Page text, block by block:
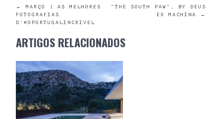
POST
NAVIGATION
←
MARÇO | AS MELHORES
FOTOGRAFIAS
D’#OPORTUGALINCRIVEL
“THE SOUTH PAW”, BY DEUS
EX MACHINA
→
ARTIGOS RELACIONADOS